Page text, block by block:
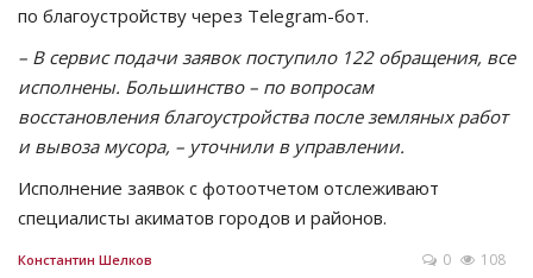
по благоустройству через Telegram-бот.
– В сервис подачи заявок поступило 122 обращения, все
исполнены. Большинство – по вопросам
восстановления благоустройства после земляных работ
и вывоза мусора, – уточнили в управлении.
Исполнение заявок с фотоотчетом отслеживают
специалисты акиматов городов и районов.
Константин Шелков 0 108